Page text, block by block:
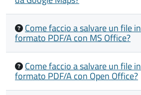
Come faccio a salvare un file in
formato PDF/A con MS Office?
Come faccio a salvare un file in
formato PDF/A con Open Office?